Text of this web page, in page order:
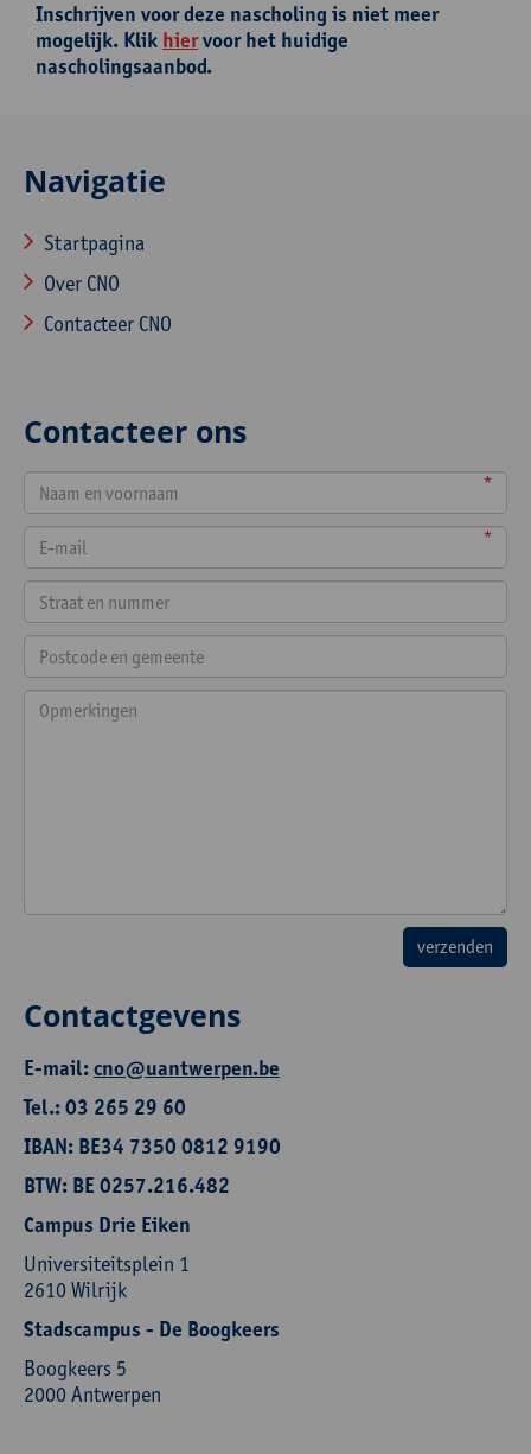
Inschrijven voor deze nascholing is niet meer
mogelijk. Klik hiervoor het huidige
nascholingsaanbod.
Navigatie
Startpagina
Over CNO
Contacteer CNO
Contacteer ons
*
*
Contactgevens
E-mail:cno@uantwerpen.be
Tel.: 03 265 29 60
IBAN: BE34 7350 0812 9190
BTW: BE 0257.216.482
Campus Drie Eiken
Universiteitsplein 1
2610 Wilrijk
Stadscampus - De Boogkeers
Boogkeers 5
2000 Antwerpen